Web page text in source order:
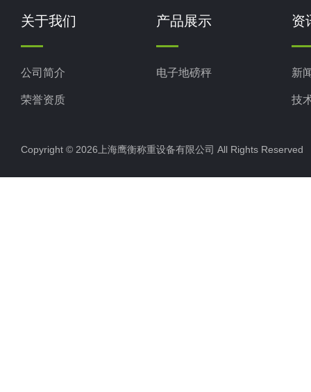
关于我们
公司简介
荣誉资质
产品展示
电子地磅秤
资
新
技
Copyright © 2026上海鹰衡称重设备有限公司 All Rights